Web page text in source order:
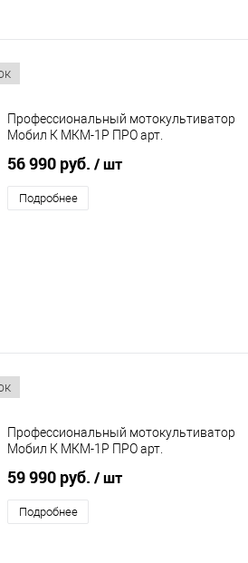
Профессиональный мотокультиватор
Мобил К МКМ-1Р ПРО арт.
ПРО G200FA
56 990 руб. / шт
Подробнее
Профессиональный мотокультиватор
Мобил К МКМ-1Р ПРО арт.
Briggs&Stratton CR950
59 990 руб. / шт
Подробнее